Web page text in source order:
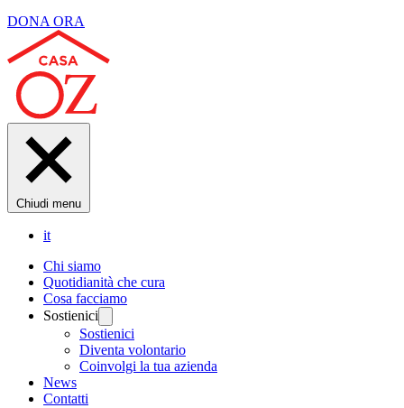
DONA ORA
Chiudi menu
it
Chi siamo
Quotidianità che cura
Cosa facciamo
Sostienici
Sostienici
Diventa volontario
Coinvolgi la tua azienda
News
Contatti